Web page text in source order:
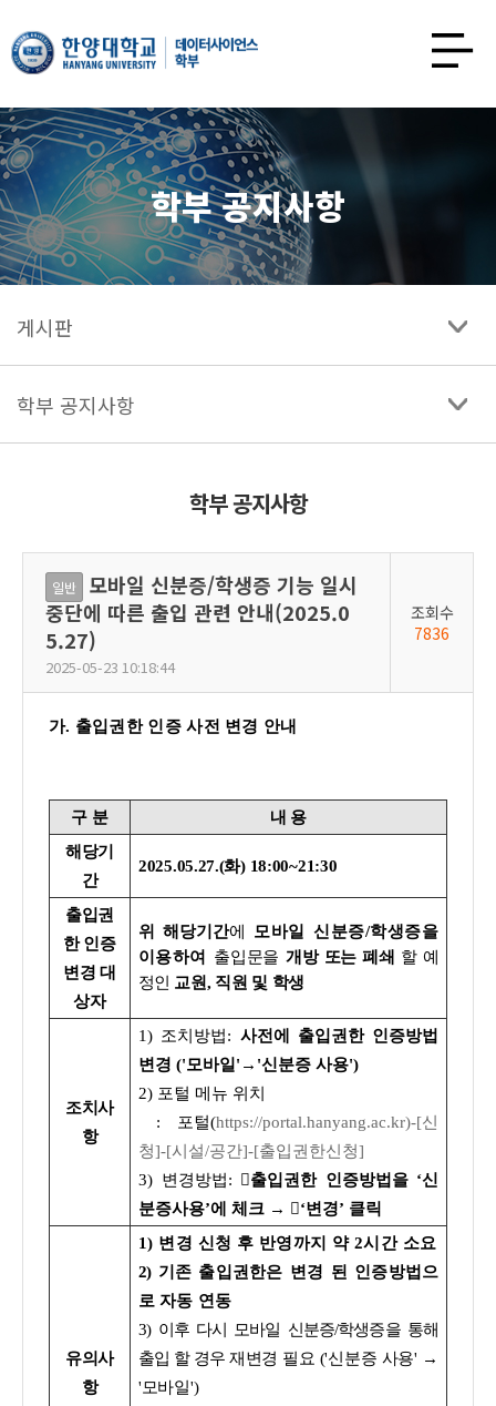
한양대학교
데이터사이언스학과
열기
학부 공지사항
게시판
학부 공지사항
학부 공지사항
일반
모바일 신분증/학생증 기능 일시
중단에 따른 출입 관련 안내(2025.0
5.27)
2025-05-23 10:18:44
조회수
7836
가. 출입권한 인증 사전 변경 안내
구 분
내 용
해당기
간
2025.05.27.(화) 18:00~21:30
출입권
한 인증
변경 대
상자
위해당기간에
모바일 신분증/학생증을
이용하여
출입문을개방 또는 폐쇄 할 예
정인
교원, 직원 및 학생
조치사
항
1) 조치방법: 사전에 출입권한 인증방법
변경 ('모바일'→'신분증 사용')
2) 포털 메뉴 위치
: 포털(https://portal.hanyang.ac.kr)-[신
청]-[시설/공간]-[출입권한신청]
3) 변경방법:
출입권한 인증방법을 ‘신
분증사용’에 체크 → ‘변경’ 클릭
유의사
항
1) 변경 신청 후 반영까지 약 2시간 소요
2) 기존 출입권한은 변경 된 인증방법으
로 자동 연동
3) 이후 다시 모바일 신분증/학생증을 통해
출입 할 경우재변경 필요 ('신분증 사용' →
'모바일')